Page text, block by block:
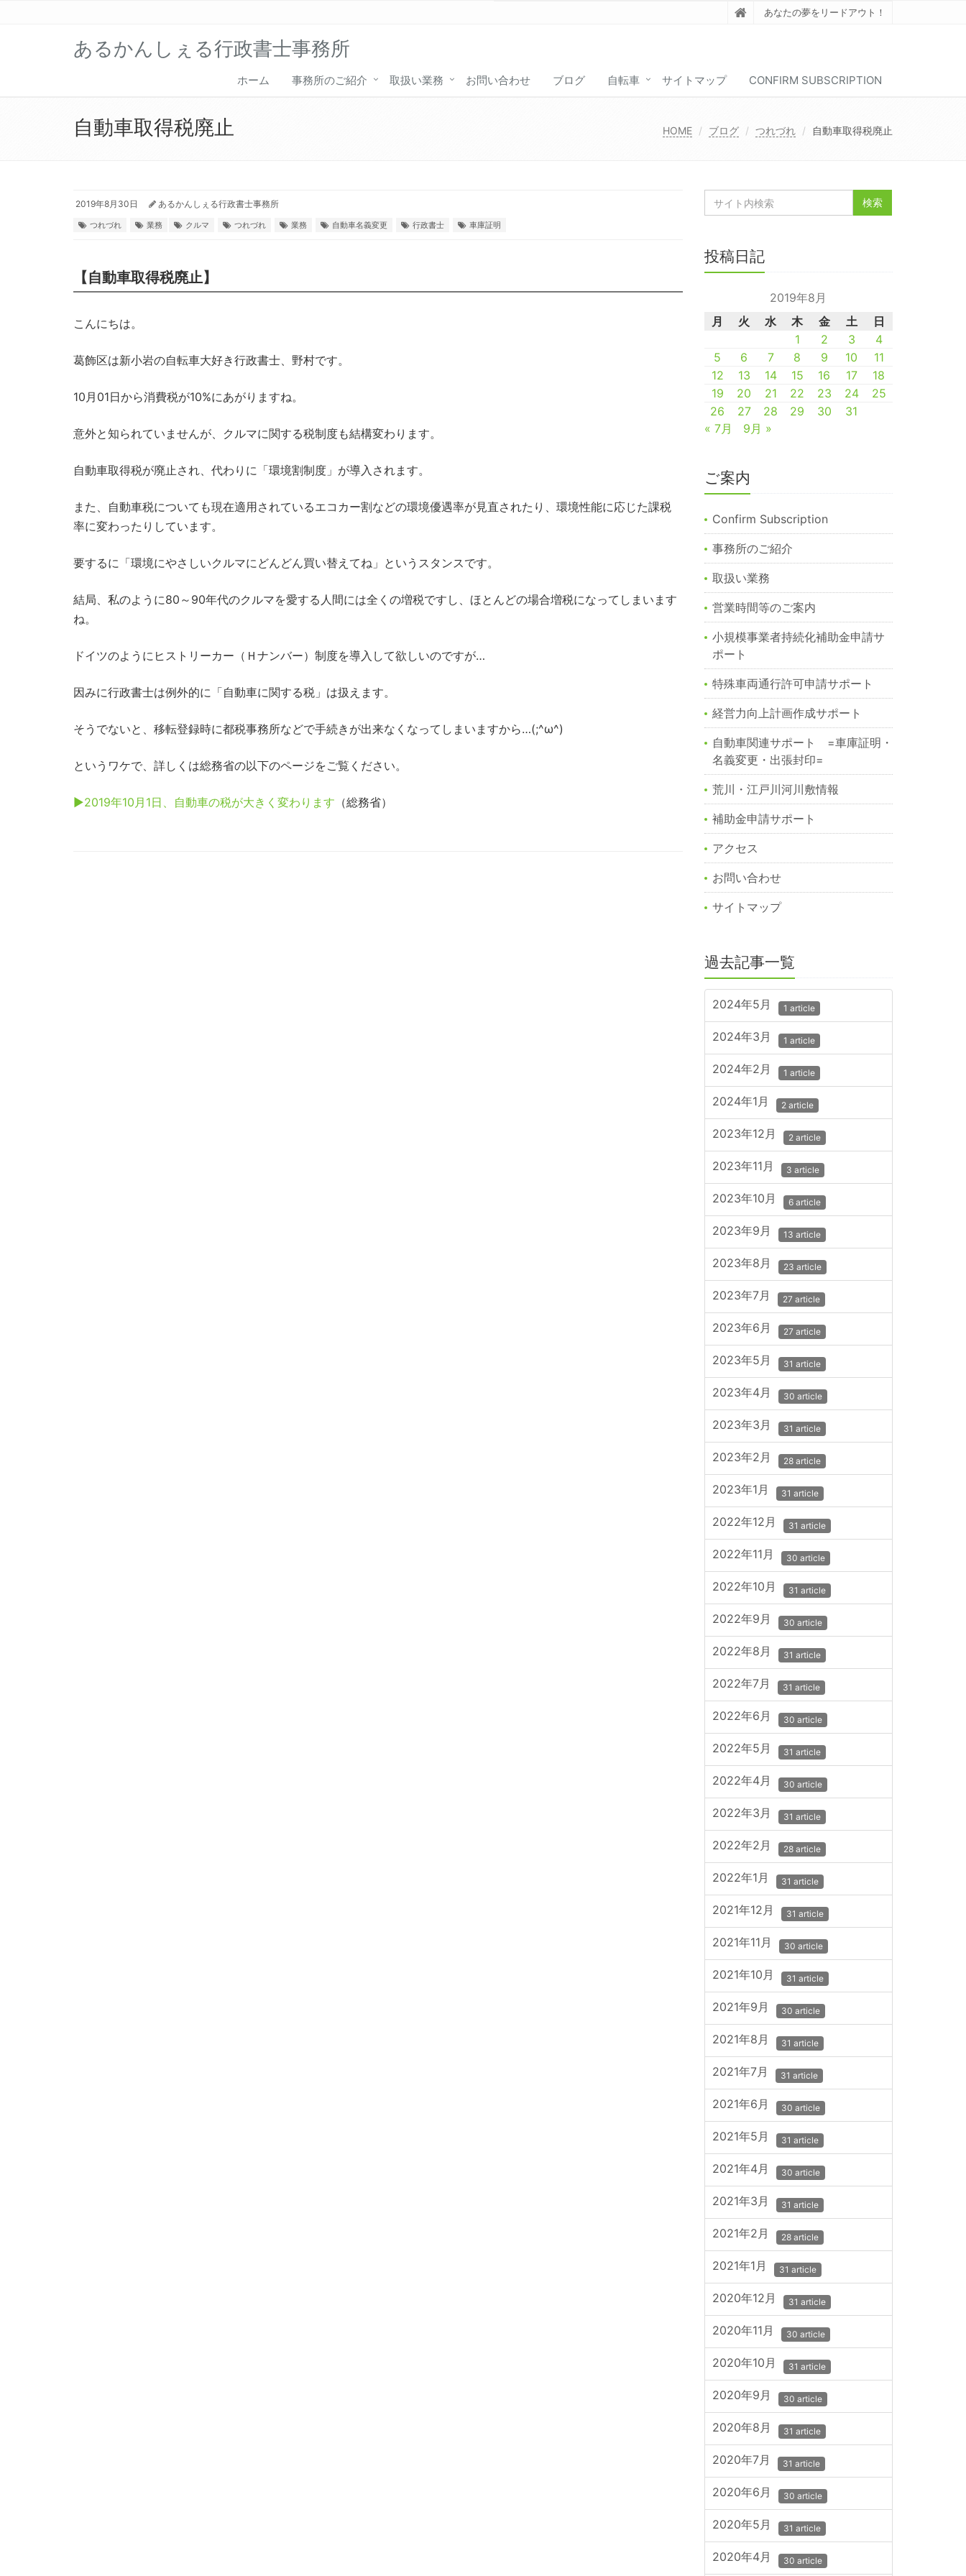
あなたの夢をリードアウト！
あるかんしぇる行政書士事務所
ホーム 事務所のご紹介 取扱い業務 お問い合わせ ブログ 自転車 サイトマップ CONFIRM SUBSCRIPTION
自動車取得税廃止 HOME ブログ つれづれ 自動車取得税廃止
2019年8月30日 あるかんしぇる行政書士事務所
つれづれ 業務 クルマ つれづれ 業務 自動車名義変更 行政書士 車庫証明
【自動車取得税廃止】
こんにちは。
葛飾区は新小岩の自転車大好き行政書士、野村です。
10月01日から消費税が10%にあがりますね。
意外と知られていませんが、クルマに関する税制度も結構変わります。
自動車取得税が廃止され、代わりに「環境割制度」が導入されます。
また、自動車税についても現在適用されているエコカー割などの環境優遇率が見直されたり、環境性能に応じた課税
率に変わったりしています。
要するに「環境にやさしいクルマにどんどん買い替えてね」というスタンスです。
結局、私のように80～90年代のクルマを愛する人間には全くの増税ですし、ほとんどの場合増税になってしまいます
ね。
ドイツのようにヒストリーカー（Ｈナンバー）制度を導入して欲しいのですが…
因みに行政書士は例外的に「自動車に関する税」は扱えます。
そうでないと、移転登録時に都税事務所などで手続きが出来なくなってしまいますから…(;^ω^)
というワケで、詳しくは総務省の以下のページをご覧ください。
▶2019年10月1日、自動車の税が大きく変わります （総務省）
投稿日記
2019年8月
月
火 水 木 金 土
日
1
2 3
4
5
6 7 8 9 10
11
12
13 14 15 16 17
18
19
20 21 22 23 24
25
26
27 28 29 30
31
« 7月
9月 »
ご案内
Confirm Subscription
事務所のご紹介
取扱い業務
営業時間等のご案内
小規模事業者持続化補助金申請サ
ポート
特殊車両通行許可申請サポート
経営力向上計画作成サポート
自動車関連サポート =車庫証明・
名義変更・出張封印=
荒川・江戸川河川敷情報
補助金申請サポート
アクセス
お問い合わせ
サイトマップ
過去記事一覧
2024年5月 1 article
2024年3月 1 article
2024年2月 1 article
2024年1月 2 article
2023年12月 2 article
2023年11月 3 article
2023年10月 6 article
2023年9月 13 article
2023年8月 23 article
2023年7月 27 article
2023年6月 27 article
2023年5月 31 article
2023年4月 30 article
2023年3月 31 article
2023年2月 28 article
2023年1月 31 article
2022年12月 31 article
2022年11月 30 article
2022年10月 31 article
2022年9月 30 article
2022年8月 31 article
2022年7月 31 article
2022年6月 30 article
2022年5月 31 article
2022年4月 30 article
2022年3月 31 article
2022年2月 28 article
2022年1月 31 article
2021年12月 31 article
2021年11月 30 article
2021年10月 31 article
2021年9月 30 article
2021年8月 31 article
2021年7月 31 article
2021年6月 30 article
2021年5月 31 article
2021年4月 30 article
2021年3月 31 article
2021年2月 28 article
2021年1月 31 article
2020年12月 31 article
2020年11月 30 article
2020年10月 31 article
2020年9月 30 article
2020年8月 31 article
2020年7月 31 article
2020年6月 30 article
2020年5月 31 article
2020年4月 30 article